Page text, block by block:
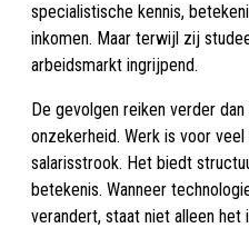
specialistische kennis,
inkomen. Maar terwijl zij
arbeidsmarkt ingrijpend.
De gevolgen reiken verder
onzekerheid. Werk is voor
salarisstrook. Het biedt
betekenis. Wanneer
verandert, staat niet alleen het